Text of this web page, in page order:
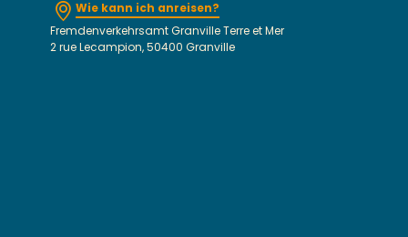
Wie kann ich anreisen?
Fremdenverkehrsamt Granville Terre et Mer
2 rue Lecampion, 50400 Granville